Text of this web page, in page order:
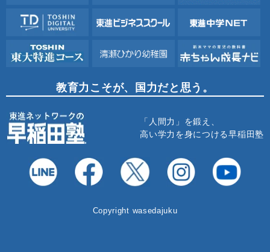
教育力こそが、国力だと思う。
「人間力」を鍛え、
高い学力を身につける早稲田塾
Copyright wasedajuku